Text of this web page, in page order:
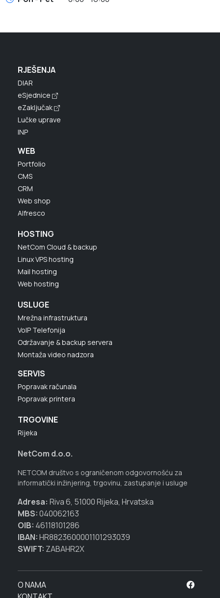
RJEŠENJA
DIAR
eSjednice
eZaključak
Lučke uprave
INP
WEB
Portfolio
CMS
CRM
Web shop
Alfresco
HOSTING
NetCom Cloud & backup
Linux VPS hosting
Mail hosting
Web hosting
USLUGE
Mrežna infrastruktura
VoIP Telefonija
Održavanje & backup servera
Montaža video nadzora
SERVIS
Popravak računala
Popravak printera
TRGOVINE
Rijeka
NetCom d.o.o.
NETCOM društvo s ograničenom odgovornošću za
informatički inžinjering, trgovinu, zastupanje i usluge
Adresa: Riva 6, 51000 Rijeka, Hrvatska
MBS:040062163
OIB: 46118101286
IBAN:HR8823600001101293039
SWIFT: ZABAHR2X
O NAMA